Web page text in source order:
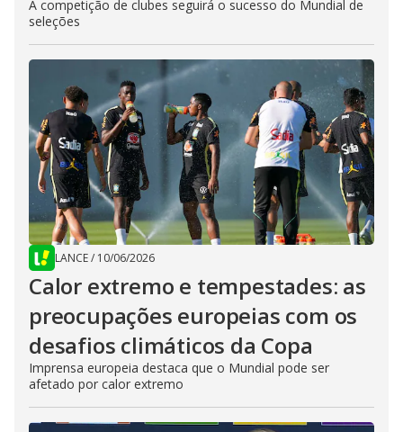
A competição de clubes seguirá o sucesso do Mundial de
seleções
LANCE/ 10/06/2026
Calor extremo e tempestades: as
preocupações europeias com os
desafios climáticos da Copa
Imprensa europeia destaca que o Mundial pode ser
afetado por calor extremo